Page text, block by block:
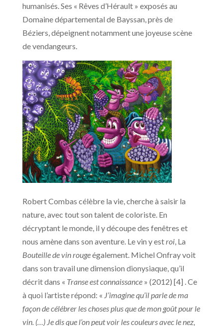
humanisés. Ses « Rêves d’Hérault » exposés au
Domaine départemental de Bayssan, près de
Béziers, dépeignent notamment une joyeuse scène
de vendangeurs.
Robert Combas célèbre la vie, cherche à saisir la
nature, avec tout son talent de coloriste. En
décryptant le monde, il y découpe des fenêtres et
nous amène dans son aventure. Le vin y estroi, La
Bouteille de vin rougeégalement. Michel Onfray voit
dans son travail une dimension dionysiaque, qu’il
décrit dans « Transe est connaissance » (2012) [4] . Ce
à quoi l’artiste répond: « J’imagine qu’il parle de ma
façon de célébrer les choses plus que de mon goût pour le
vin. (…) Je dis que l’on peut voir les couleurs avec le nez,